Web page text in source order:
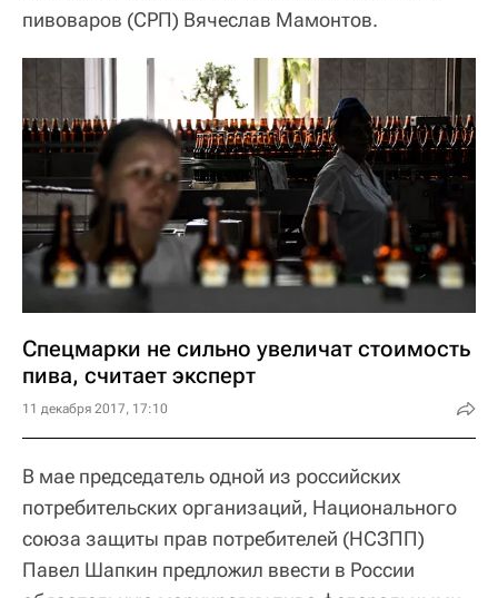
пивоваров (СРП) Вячеслав Мамонтов.
Спецмарки не сильно увеличат стоимость
пива, считает эксперт
11 декабря 2017, 17:10
В мае председатель одной из российских
потребительских организаций, Национального
союза защиты прав потребителей (НСЗПП)
Павел Шапкин предложил ввести в России